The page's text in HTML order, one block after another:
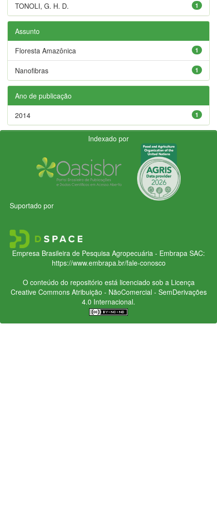
1
TONOLI, G. H. D.
Assunto
1
Floresta Amazônica
1
Nanofibras
Ano de publicação
1
2014
Indexado por
Suportado por
Empresa Brasileira de Pesquisa Agropecuária - Embrapa SAC:
https://www.embrapa.br/fale-conosco
O conteúdo do repositório está licenciado sob a Licença
Creative CommonsAtribuição - NãoComercial - SemDerivações
4.0 Internacional.